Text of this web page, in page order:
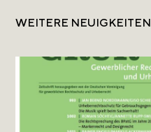
WEITERE NEUIGKEITEN